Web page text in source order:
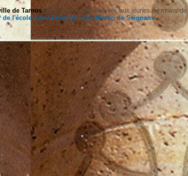
de Tarnos, pour une oeuvre réservée aux jeunes de moins
de l'école Jules Ferry de Saint Martin de Seignanx